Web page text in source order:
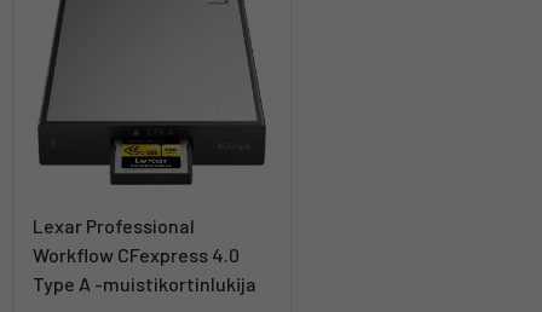
Lexar Professional
Workflow CFexpress 4.0
Type A -muistikortinlukija